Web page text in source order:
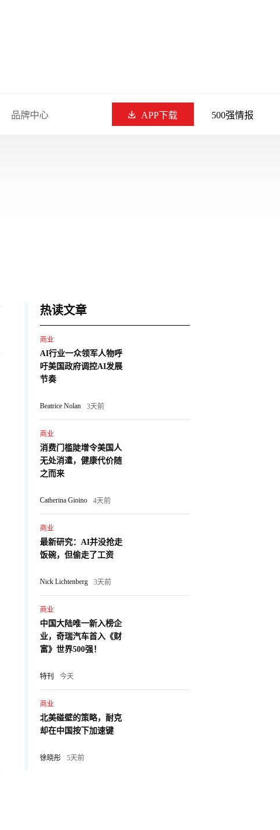
品牌中心 APP下载 500强情报
热读文章
商业
AI行业一众领军人物呼
吁美国政府调控AI发展
节奏
Beatrice Nolan 3天前
商业
消费门槛陡增令美国人
无处消遣，健康代价随
之而来
Catherina Gioino 4天前
商业
最新研究：AI并没抢走
饭碗，但偷走了工资
Nick Lichtenberg 3天前
商业
中国大陆唯一新入榜企
业，奇瑞汽车首入《财
富》世界500强！
特刊 今天
商业
北美碰壁的策略，耐克
却在中国按下加速键
徐晓彤 5天前